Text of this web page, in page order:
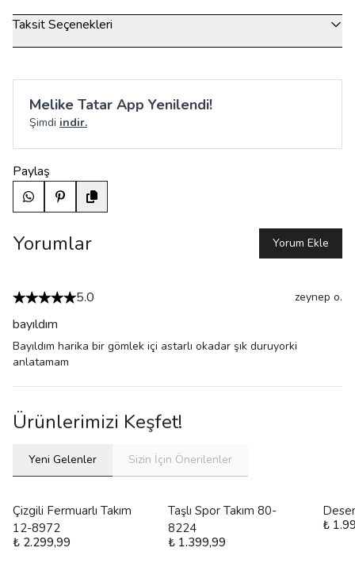
Taksit Seçenekleri
Melike Tatar App Yenilendi!
Şimdi indir.
Paylaş
Yorumlar Yorum Ekle
5.0 zeynep o.
bayıldım
Bayıldım harika bir gömlek içi astarlı okadar şık duruyorki
anlatamam
Ürünlerimizi Keşfet!
Yeni Gelenler Sizin İçin Önerilenler
Çizgili Fermuarlı Takım
12-8972
₺ 2.299,99
Taşlı Spor Takım 80-
8224
₺ 1.399,99
₺